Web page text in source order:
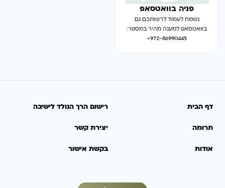
פניה בוואטסאפ
נשמח לעמוד לרשותכם גם
בוואטסאפ למענה מהיר במספר:
972-86990445ּּּ+
דף הבית רישום הרך הנולד לישיבה
תרומה יצירת קשר
אודות בקשת אישור